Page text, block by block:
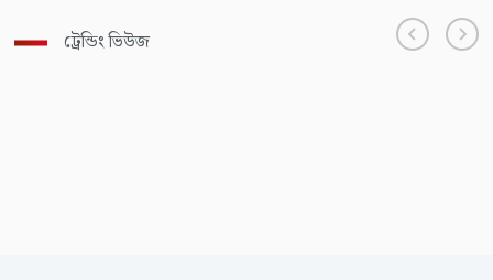
ট্রেন্ডিং ভিউজ